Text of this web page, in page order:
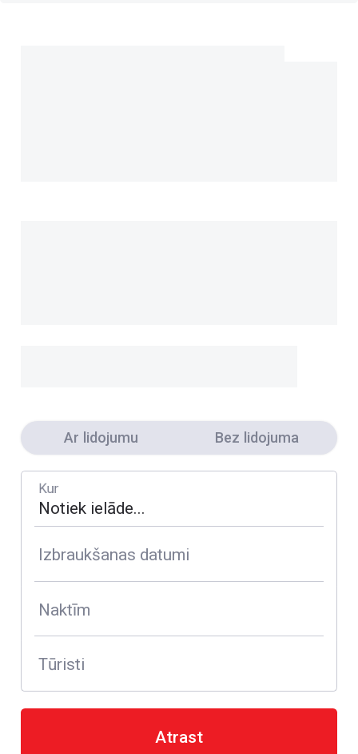
Ar lidojumu Bez lidojuma
Kur
Izbraukšanas datumi
Naktīm
Tūristi
Atrast